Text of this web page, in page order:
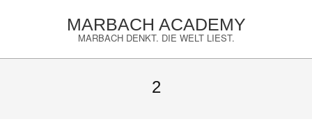
MARBACH ACADEMY
MARBACH DENKT. DIE WELT LIEST.
2